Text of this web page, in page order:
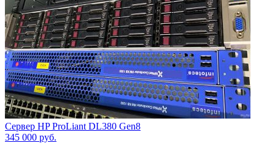
Сервер HP ProLiant DL380 Gen8
345 000 руб.